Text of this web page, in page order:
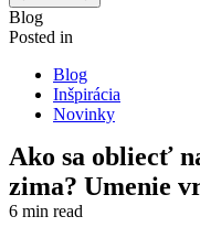
Blog
Posted in
Blog
Inšpirácia
Novinky
Ako sa obliecť
zima? Umenie
6 min read